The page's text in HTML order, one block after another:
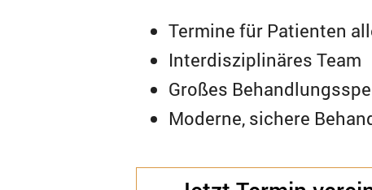
Termine für Patienten
Interdisziplinäres Team
Großes
Moderne, sichere